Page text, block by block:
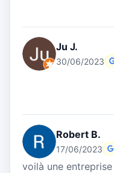
Ju J.
30/06/2023
Robert B.
17/06/2023
voilà une